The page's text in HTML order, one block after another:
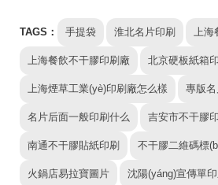
TAGS： 手提袋 淮北名片印刷 上海
上海餐飲不干膠印刷廠 北京硬板紙箱
上海煙草工業(yè)印刷廠怎么樣 專版名
名片后面一般印刷什么 吉安市不干膠
南通不干膠貼紙印刷 不干膠二維碼標
火鍋店易拉寶圖片 沈陽(yáng)宣傳單印